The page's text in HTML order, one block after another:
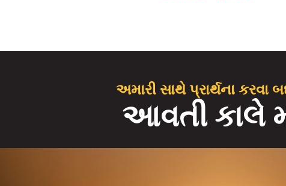
અમારી સાથે પ્રાર્થના
આવતી કાલે